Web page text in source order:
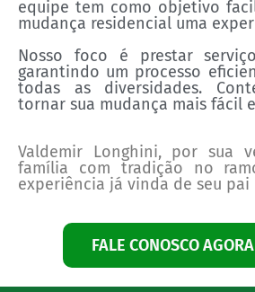
equipe tem como objetivo
mudança residencial uma
Nosso foco é prestar
garantindo um processo
todas as diversidades.
tornar sua mudança mais fácil
Valdemir Longhini, por sua
família com tradição no
experiência já vinda de seu pai
FALE CONOSCO